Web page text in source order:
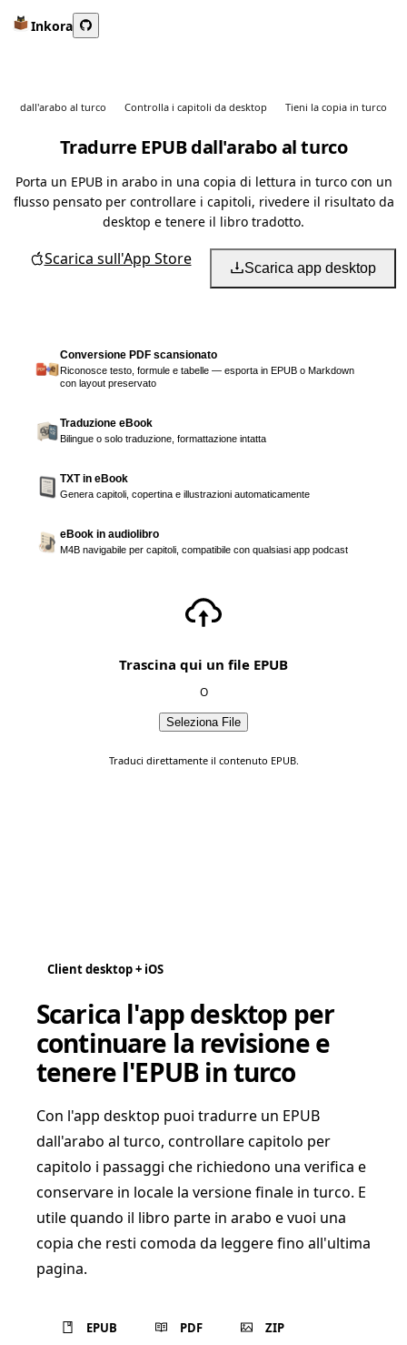
Inkora
dall'arabo al turco Controlla i capitoli da desktop Tieni la copia in turco
Tradurre EPUB dall'arabo al turco
Porta un EPUB in arabo in una copia di lettura in turco con un
flusso pensato per controllare i capitoli, rivedere il risultato da
desktop e tenere il libro tradotto.
Scarica sull'App Store Scarica app desktop
Conversione PDF scansionato
Riconosce testo, formule e tabelle — esporta in EPUB o Markdown
con layout preservato
Traduzione eBook
Bilingue o solo traduzione, formattazione intatta
TXT in eBook
Genera capitoli, copertina e illustrazioni automaticamente
eBook in audiolibro
M4B navigabile per capitoli, compatibile con qualsiasi app podcast
Trascina qui un file EPUB
O
Seleziona File
Traduci direttamente il contenuto EPUB.
Client desktop + iOS
Scarica l'app desktop per
continuare la revisione e
tenere l'EPUB in turco
Con l'app desktop puoi tradurre un EPUB
dall'arabo al turco, controllare capitolo per
capitolo i passaggi che richiedono una verifica e
conservare in locale la versione finale in turco. E
utile quando il libro parte in arabo e vuoi una
copia che resti comoda da leggere fino all'ultima
pagina.
EPUB PDF ZIP